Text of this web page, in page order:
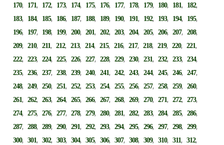
170, 171, 172, 173, 174, 175, 176, 177, 178, 179, 180, 181, 182,
183, 184, 185, 186, 187, 188, 189, 190, 191, 192, 193, 194, 195,
196, 197, 198, 199,200,201,202,203,204,205,206,207,208,
209,210,211,212,213,214,215,216,217,218,219,220,221,
222,223,224,225,226,227,228,229,230,231,232,233,234,
235,236,237,238,239,240,241,242,243,244,245,246,247,
248,249,250,251,252,253,254,255,256,257,258,259,260,
261,262,263,264,265,266,267,268,269,270,271,272,273,
274,275,276,277,278,279,280,281,282,283,284,285,286,
287,288,289,290,291,292,293,294,295,296,297,298,299,
300,301,302,303,304,305,306,307,308,309,310,311,312,